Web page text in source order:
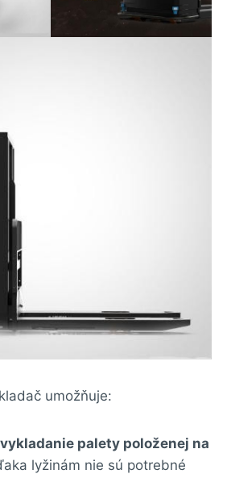
umožňuje:
palety položenej na
lyžinám nie sú potrebné